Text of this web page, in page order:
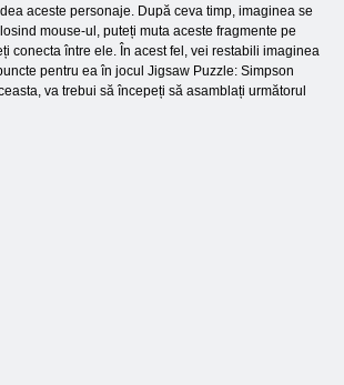
aceste personaje. După ceva timp, imaginea se
mouse-ul, puteți muta aceste fragmente pe
conecta între ele. În acest fel, vei restabili imaginea
pentru ea în jocul Jigsaw Puzzle: Simpson
va trebui să începeți să asamblați următorul